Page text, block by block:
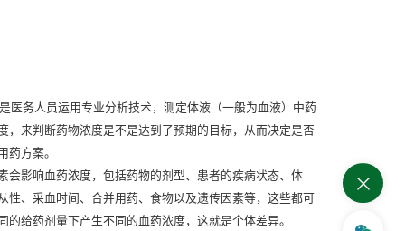
医务人员运用专业分析技术，测定体液（一般为血液）中药
，来判断药物浓度是不是达到了预期的目标，从而决定是否
药方案。
会影响血药浓度，包括药物的剂型、患者的疾病状态、体
性、采血时间、合并用药、食物以及遗传因素等，这些都可
的给药剂量下产生不同的血药浓度，这就是个体差异。